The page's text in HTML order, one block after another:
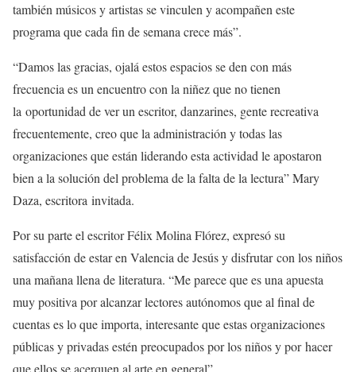
también músicos y artistas se vinculen y acompañen este
programa que cada fin de semana crece más”.
“Damos las gracias, ojalá estos espacios se den con más
frecuencia es un encuentro con la niñez que no tienen
la oportunidad de ver un escritor, danzarines, gente recreativa
frecuentemente, creo que la administración y todas las
organizaciones que están liderando esta actividad le apostaron
bien a la solución del problema de la falta de la lectura” Mary
Daza, escritora invitada.
Por su parte el escritor Félix Molina Flórez, expresó su
satisfacción de estar en Valencia de Jesús y disfrutar con los niños
una mañana llena de literatura. “Me parece que es una apuesta
muy positiva por alcanzar lectores autónomos que al final de
cuentas es lo que importa, interesante que estas organizaciones
públicas y privadas estén preocupados por los niños y por hacer
que ellos se acerquen al arte en general”.